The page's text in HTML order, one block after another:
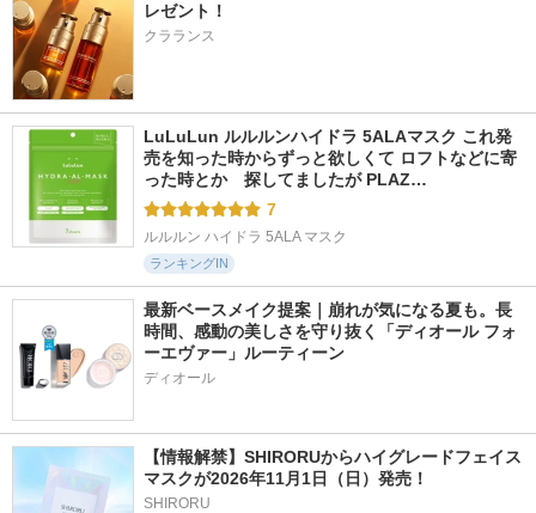
5.1
1600件
EXリペアトリート
メント ＦＯＲ ＣＯ
ＬＯＲ ＤＡＭＡＧ
Ｅ
THE ANSWER
5.4
1846件
ディープ ヘッドク
レンズ ホワイトフ
ローラル
ジルスチュアート
5.2
2242件
ディープダメージヘ
アマスク テンダー
ブルーム
レゼント！
クラランス
LuLuLun ルルルンハイドラ 5ALAマスク これ発
売を知った時からずっと欲しくて ロフトなどに寄
った時とか　探してましたが PLAZ…
7
ルルルン ハイドラ 5ALA マスク
ランキングIN
最新ベースメイク提案｜崩れが気になる夏も。長
時間、感動の美しさを守り抜く「ディオール フォ
ーエヴァー」ルーティーン
ディオール
【情報解禁】SHIRORUからハイグレードフェイス
マスクが2026年11月1日（日）発売！
SHIRORU